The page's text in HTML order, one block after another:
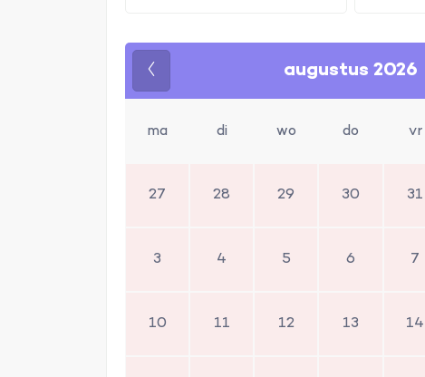
augustus 2026
ma di wo do vr
27 28 29 30 31
3 4 5 6 7
10 11 12 13 14